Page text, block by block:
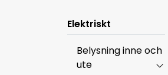
Elektriskt
Belysning inne och
ute